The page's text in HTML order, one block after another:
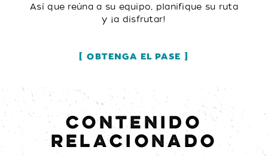
Así que reúna a su equipo, planifique su ruta
y ¡a disfrutar!
OBTENGA EL PASE
CONTENIDO
RELACIONADO